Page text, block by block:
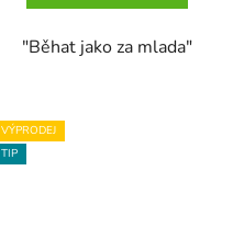
"Běhat jako za mlada"
VÝPRODEJ
TIP